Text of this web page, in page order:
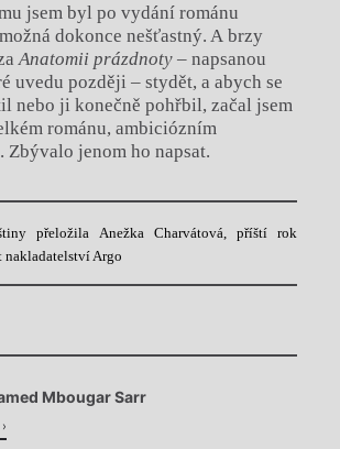
jsem byl po vydání románu
dokonce nešťastný. A brzy
Anatomii prázdnoty – napsanou
uvedu později – stydět, a abych se
nebo ji konečně pohřbil, začal jsem
románu, ambiciózním
jenom ho napsat.
přeložila Anežka Charvátová, příští rok
nakladatelství Argo
Chviličku.
Načítá se.
Mbougar Sarr